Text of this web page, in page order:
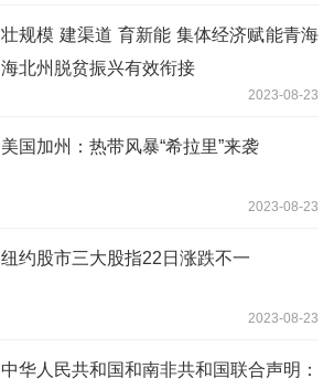
壮规模 建渠道 育新能 集体经济赋能青海
海北州脱贫振兴有效衔接
2023-08-23
美国加州：热带风暴“希拉里”来袭
2023-08-23
纽约股市三大股指22日涨跌不一
2023-08-23
中华人民共和国和南非共和国联合声明：